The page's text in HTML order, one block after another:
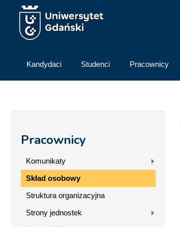
Przejdź do treści
Kandydaci Studenci Pracownicy
Pracownicy
Komunikaty
Skład osobowy
Struktura organizacyjna
Strony jednostek